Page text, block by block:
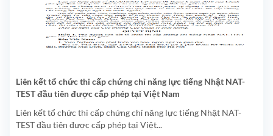
Liên kết tổ chức thi cấp chứng chỉ năng lực tiếng Nhật NAT-
TEST đầu tiên được cấp phép tại Việt Nam
Liên kết tổ chức thi cấp chứng chỉ năng lực tiếng Nhật NAT-
TEST đầu tiên được cấp phép tại Việt...